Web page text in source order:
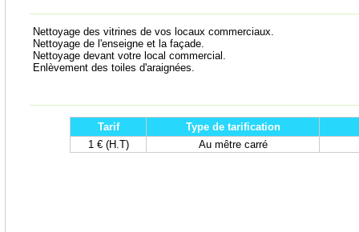
Nettoyage des vitrines de vos locaux commerciaux.
Nettoyage de l'enseigne et la façade.
Nettoyage devant votre local commercial.
Enlèvement des toiles d'araignées.
Tarif
Type de tarification
1 € (H.T)
Au mêtre carré